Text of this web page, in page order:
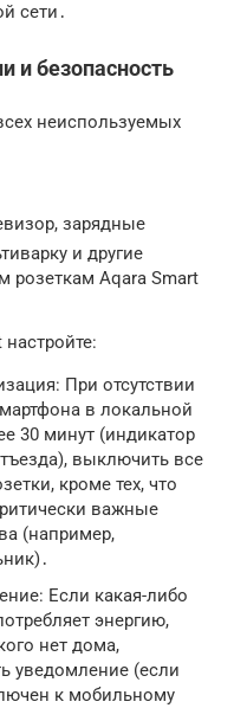
сети․
и безопасность
неиспользуемых
зарядные
и другие
розеткам Aqara Smart
При отсутствии
в локальной
30 минут (индикатор
выключить все
кроме тех, что
важные
(например,
Если какая-либо
энергию,
нет дома,
уведомление (если
к мобильному